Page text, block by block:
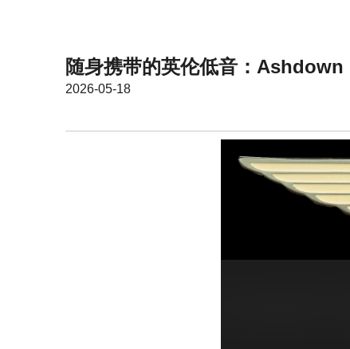
随身携带的英伦低音：
2026-05-18